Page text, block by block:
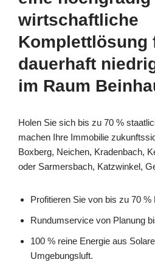
wirtschaftliche
Komplettlösung
dauerhaft
im Raum
Holen Sie sich bis zu 70 %
machen Ihre Immobilie
Boxberg, Neichen, Kradenbach,
oder Sarmersbach, Katzwinkel,
Profitieren Sie von bis zu 70 %
Rundumservice von Planung
100 % reine Energie aus
Umgebungsluft.